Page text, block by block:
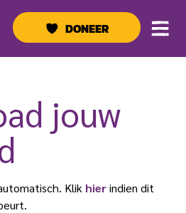
DONEER
jouw
Klik hierindien dit